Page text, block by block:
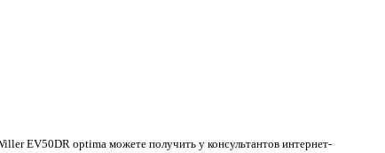
EV50DR optima можете получить у консультантов интернет-